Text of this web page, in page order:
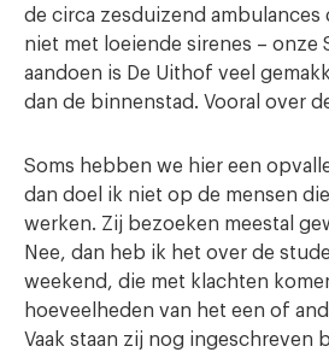
de circa zesduizend ambulances
niet met loeiende sirenes – onze
aandoen is De Uithof veel
dan de binnenstad. Vooral over
Soms hebben we hier een
dan doel ik niet op de mensen
werken. Zij bezoeken meestal
Nee, dan heb ik het over de
weekend, die met klachten
hoeveelheden van het een of
Vaak staan zij nog ingeschreven